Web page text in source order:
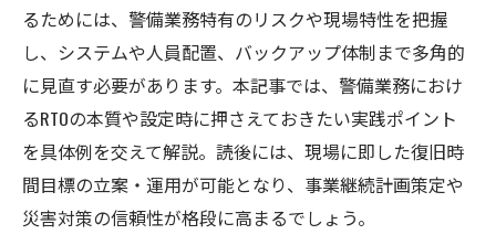
るためには、警備業務特有のリスクや現場特性を把握
し、システムや人員配置、バックアップ体制まで多角的
に見直す必要があります。本記事では、警備業務におけ
るRTOの本質や設定時に押さえておきたい実践ポイント
を具体例を交えて解説。読後には、現場に即した復旧時
間目標の立案・運用が可能となり、事業継続計画策定や
災害対策の信頼性が格段に高まるでしょう。